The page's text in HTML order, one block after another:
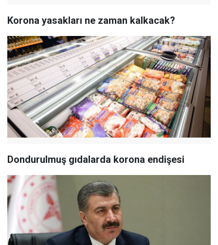
Korona yasakları ne zaman kalkacak?
Dondurulmuş gıdalarda korona endişesi